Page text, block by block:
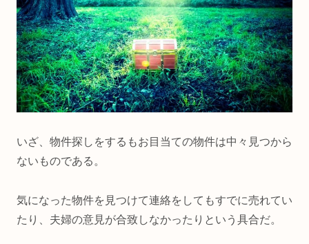
いざ、物件探しをするもお目当ての物件は中々見つから
ないものである。
気になった物件を見つけて連絡をしてもすでに売れてい
たり、夫婦の意見が合致しなかったりという具合だ。